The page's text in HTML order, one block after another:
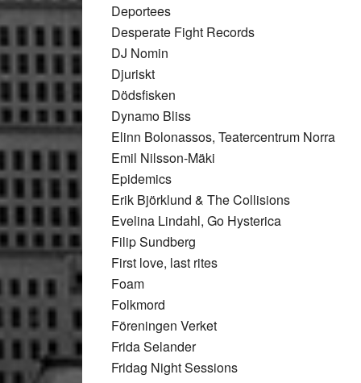
Deportees
Desperate Fight Records
DJ Nomin
Djuriskt
Dödsfisken
Dynamo Bliss
Elinn Bolonassos, Teatercentrum Norra
Emil Nilsson-Mäki
Epidemics
Erik Björklund & The Collisions
Evelina Lindahl, Go Hysterica
Filip Sundberg
First love, last rites
Foam
Folkmord
Föreningen Verket
Frida Selander
Fridag Night Sessions